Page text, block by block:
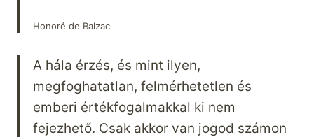
Honoré de Balzac
A hála érzés, és mint ilyen,
megfoghatatlan, felmérhetetlen és
emberi értékfogalmakkal ki nem
fejezhető. Csak akkor van jogod számon